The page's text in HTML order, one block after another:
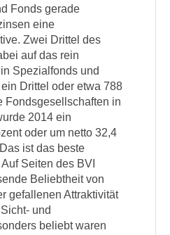
Fonds gerade
eine
Zwei Drittel des
auf das rein
Spezialfonds und
Drittel oder etwa 788
Fondsgesellschaften in
2014 ein
oder um netto 32,4
ist das beste
Seiten des BVI
Beliebtheit von
gefallenen Attraktivität
und
beliebt waren